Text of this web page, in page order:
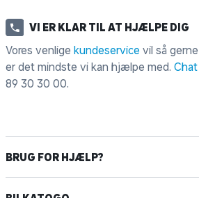
VI ER KLAR TIL AT HJÆLPE DIG
Vores venlige kundeservice vil så
er det mindste vi kan hjælpe med.
89 30 30 00.
BRUG FOR HJÆLP?